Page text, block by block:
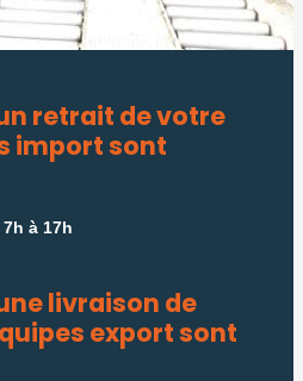
retrait de votre
import sont
à 17h
livraison de
export sont